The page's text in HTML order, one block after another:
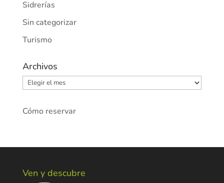
Sidrerías
Sin categorizar
Turismo
Archivos
Archivos
Cómo reservar
Ven y descubre